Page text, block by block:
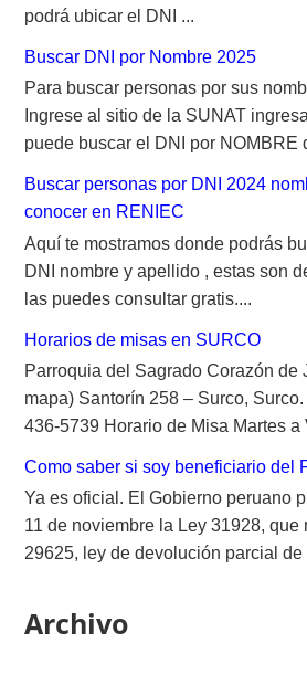
podrá ubicar el DNI ...
Buscar DNI por Nombre 2025
Para buscar personas por sus
Ingrese al sitio de la SUNAT
puede buscar el DNI por NOMBRE
Buscar personas por DNI 2024
conocer en RENIEC
Aquí te mostramos donde podrás
DNI nombre y apellido , estas son
las puedes consultar gratis....
Horarios de misas en SURCO
Parroquia del Sagrado Corazón de
mapa) Santorín 258 – Surco,
436-5739 Horario de Misa Martes a
Como saber si soy beneficiario del
Ya es oficial. El Gobierno peruano
11 de noviembre la Ley 31928, que
29625, ley de devolución parcial de
Archivo